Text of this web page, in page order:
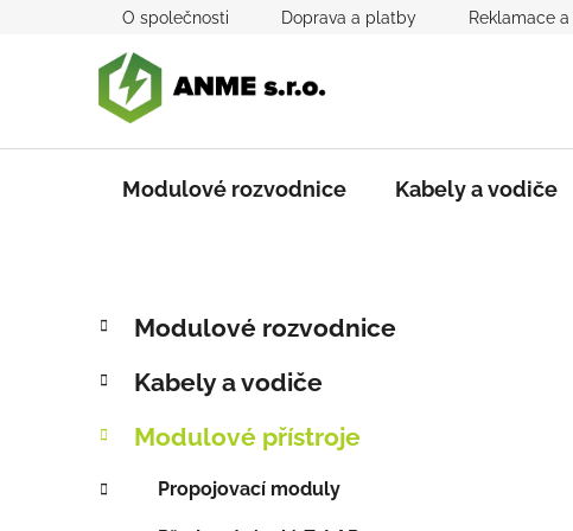
O společnosti Doprava a platby Reklamace
Modulové rozvodnice Kabely a vodiče
P
s
r
n
kategorie
a
e
o
i
Modulové rozvodnice
Kabely a vodiče
Modulové přístroje
Propojovací moduly